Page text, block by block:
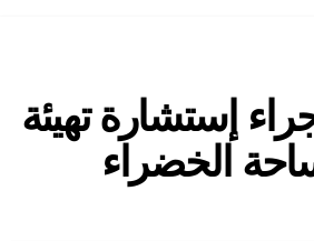
إستشارة تهيئة
الخضراء